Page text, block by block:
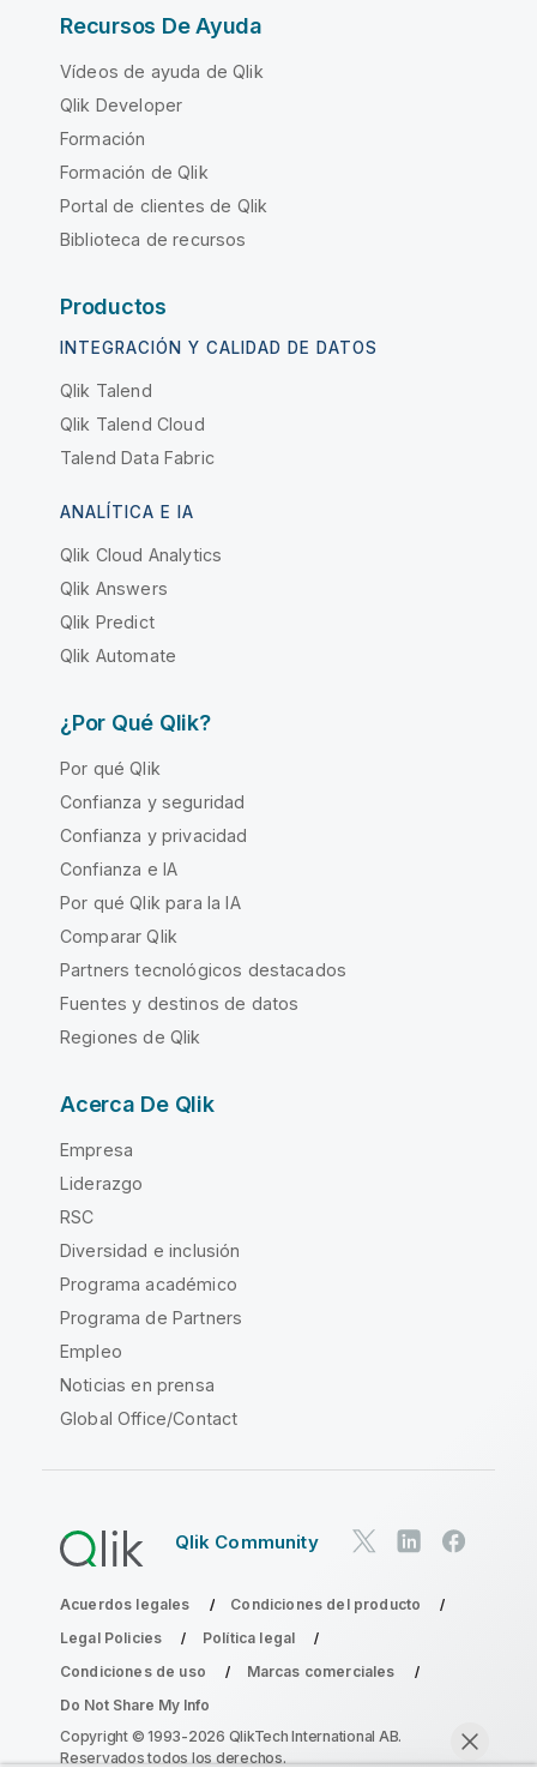
Recursos De Ayuda
Vídeos de ayuda de Qlik
Qlik Developer
Formación
Formación de Qlik
Portal de clientes de Qlik
Biblioteca de recursos
Productos
INTEGRACIÓN Y CALIDAD DE DATOS
Qlik Talend
Qlik Talend Cloud
Talend Data Fabric
ANALÍTICA E IA
Qlik Cloud Analytics
Qlik Answers
Qlik Predict
Qlik Automate
¿Por Qué Qlik?
Por qué Qlik
Confianza y seguridad
Confianza y privacidad
Confianza e IA
Por qué Qlik para la IA
Comparar Qlik
Partners tecnológicos destacados
Fuentes y destinos de datos
Regiones de Qlik
Acerca De Qlik
Empresa
Liderazgo
RSC
Diversidad e inclusión
Programa académico
Programa de Partners
Empleo
Noticias en prensa
Global Office/Contact
Qlik Community
Acuerdos legales
Condiciones del producto
Legal Policies
Política legal
Condiciones de uso
Marcas comerciales
Do Not Share My Info
Copyright © 1993-2026 QlikTech International AB.
Reservados todos los derechos.